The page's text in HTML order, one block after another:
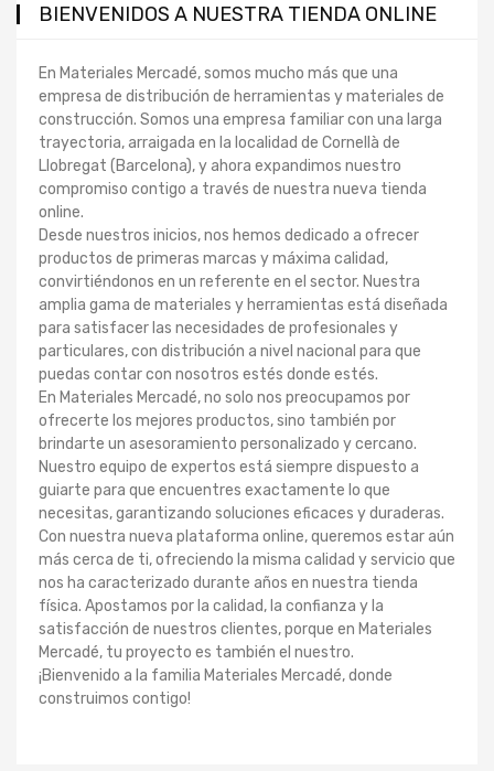
BIENVENIDOS A NUESTRA TIENDA ONLINE
En Materiales Mercadé, somos mucho más que una
empresa de distribución de herramientas y materiales de
construcción. Somos una empresa familiar con una larga
trayectoria, arraigada en la localidad de Cornellà de
Llobregat (Barcelona), y ahora expandimos nuestro
compromiso contigo a través de nuestra nueva tienda
online.
Desde nuestros inicios, nos hemos dedicado a ofrecer
productos de primeras marcas y máxima calidad,
convirtiéndonos en un referente en el sector. Nuestra
amplia gama de materiales y herramientas está diseñada
para satisfacer las necesidades de profesionales y
particulares, con distribución a nivel nacional para que
puedas contar con nosotros estés donde estés.
En Materiales Mercadé, no solo nos preocupamos por
ofrecerte los mejores productos, sino también por
brindarte un asesoramiento personalizado y cercano.
Nuestro equipo de expertos está siempre dispuesto a
guiarte para que encuentres exactamente lo que
necesitas, garantizando soluciones eficaces y duraderas.
Con nuestra nueva plataforma online, queremos estar aún
más cerca de ti, ofreciendo la misma calidad y servicio que
nos ha caracterizado durante años en nuestra tienda
física. Apostamos por la calidad, la confianza y la
satisfacción de nuestros clientes, porque en Materiales
Mercadé, tu proyecto es también el nuestro.
¡Bienvenido a la familia Materiales Mercadé, donde
construimos contigo!